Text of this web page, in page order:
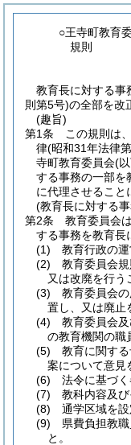
○王寺町教育
規則
教育長に対する事
則第5号)の全部を改
(趣旨)
第1条
この規則は
律(昭和31年法律
寺町教育委員会(
する事務の一部を
に代理させること
(教育長に対する
第2条
教育委員会
する事務を教育長
(1)
教育行政の
(2)
教育委員会
又は改廃を行う
(3)
教育委員会
置し、又は廃止
(4)
教育委員会
の教育機関の職
(5)
教育に関す
案について意見
(6)
法令に基づ
(7)
教科内容及
(8)
通学区域を設
(9)
県費負担教
と。